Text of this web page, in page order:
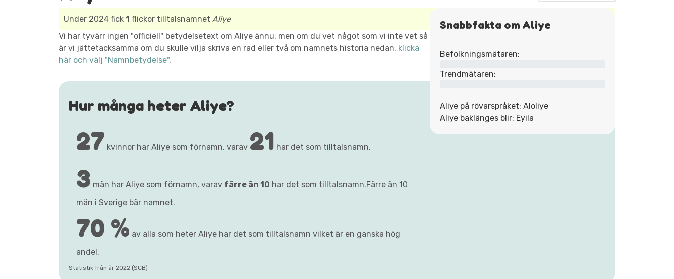
Snabbfakta om Aliye
Befolkningsmätaren:
Trendmätaren:
Aliye på rövarspråket: Aloliye
Aliye baklänges blir: Eyila
Under 2024 fick 1 flickor tilltalsnamnet Aliye
Vi har tyvärr ingen "officiell" betydelsetext om Aliye ännu, men om du vet något som vi inte vet så
är vi jättetacksamma om du skulle vilja skriva en rad eller två om namnets historia nedan, klicka
här och välj "Namnbetydelse".
Hur många heter Aliye?
27 kvinnor har Aliye som förnamn, varav 21 har det som tilltalsnamn.
3 män har Aliye som förnamn, varav färre än 10 har det som tilltalsnamn.Färre än 10
män i Sverige bär namnet.
70 % av alla som heter Aliye har det som tilltalsnamn vilket är en ganska hög
andel.
Statistik från år 2022 (SCB)